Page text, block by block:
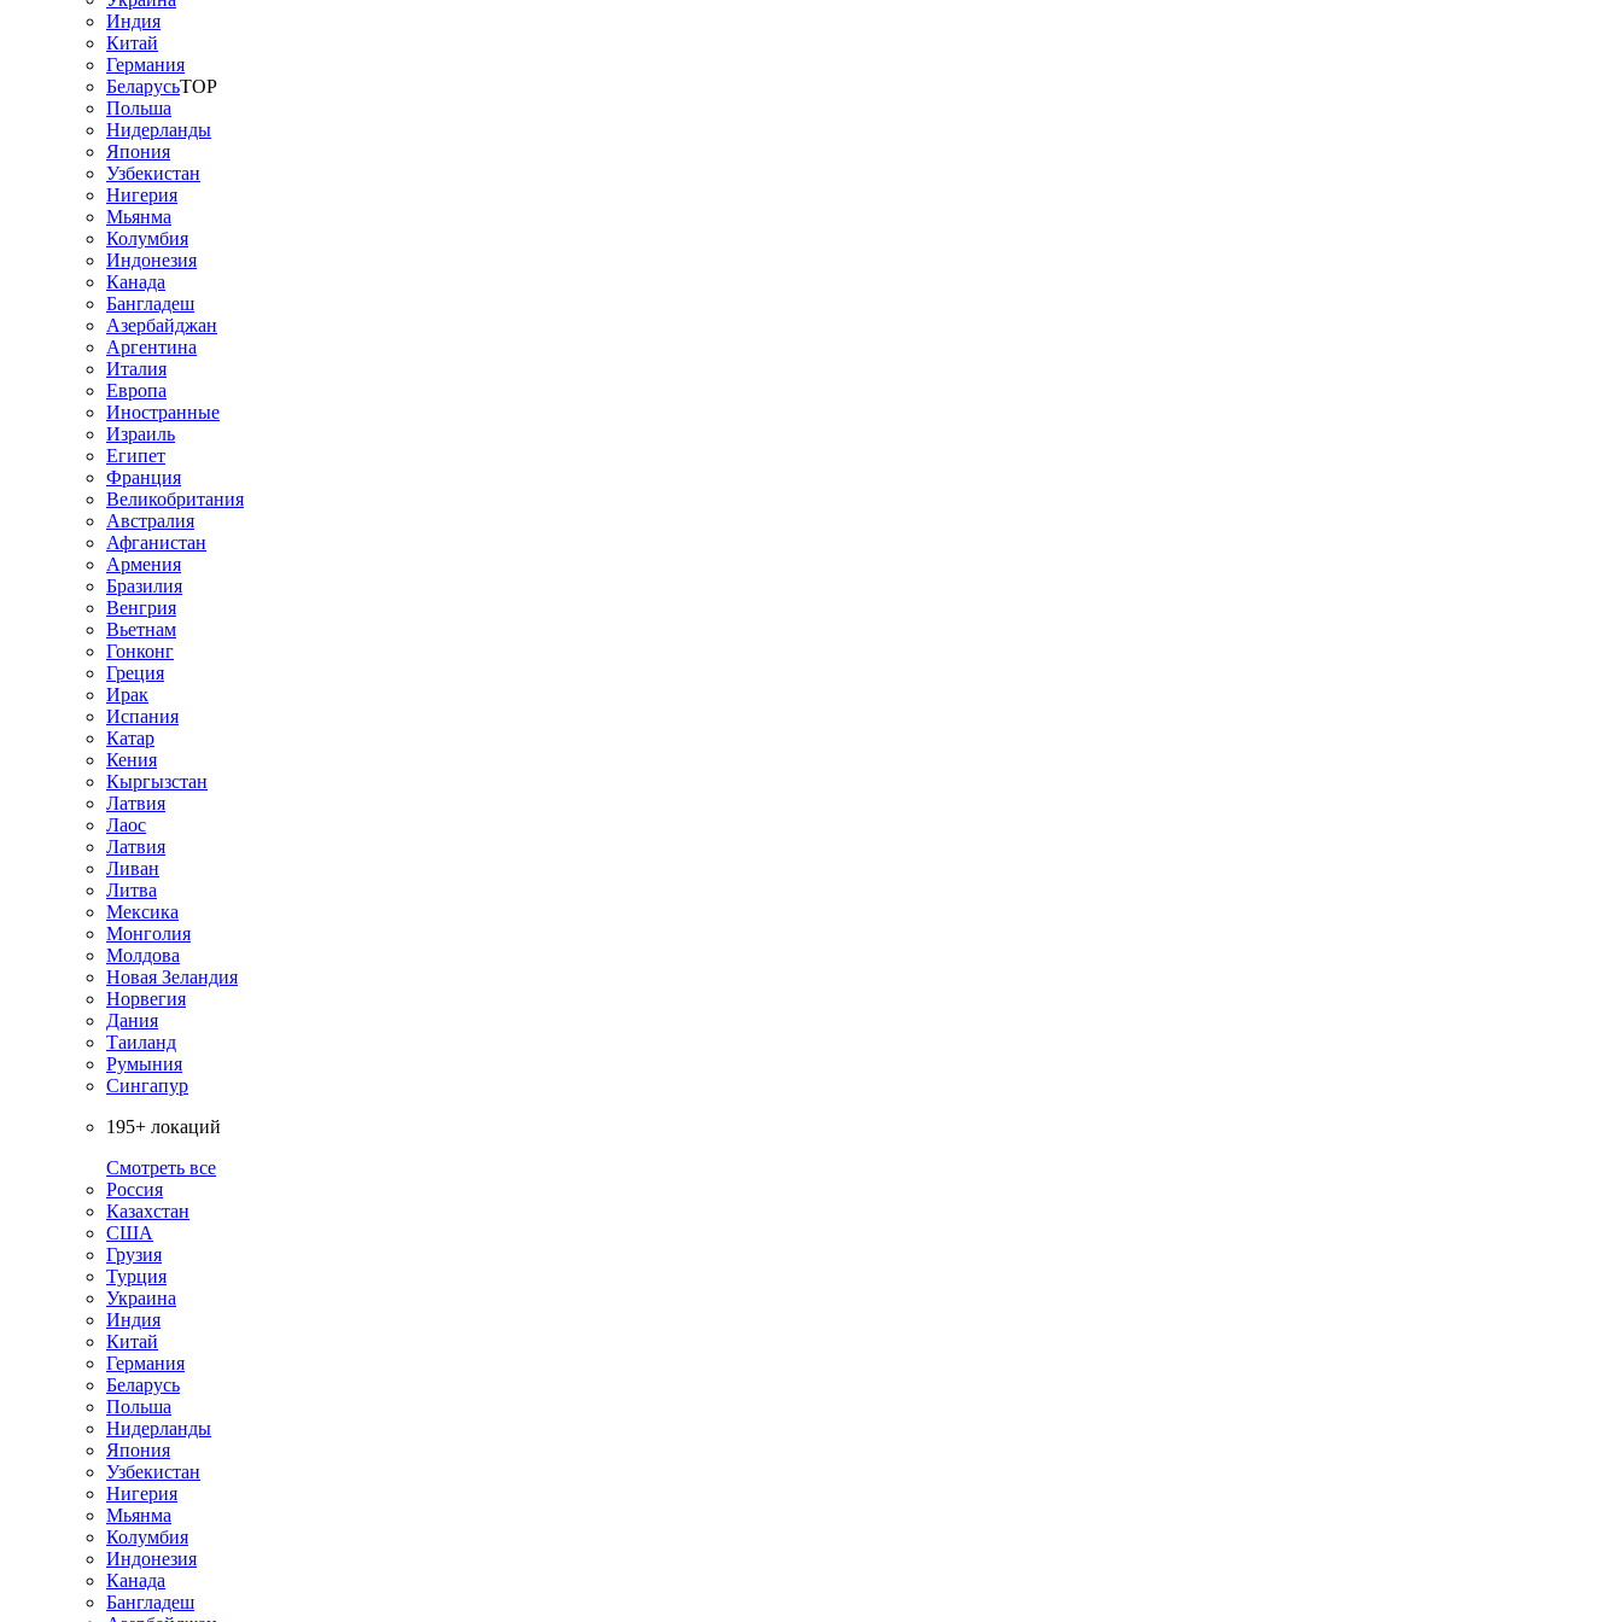
Индия
Китай
Германия
БеларусьTOP
Польша
Нидерланды
Япония
Узбекистан
Нигерия
Мьянма
Колумбия
Индонезия
Канада
Бангладеш
Азербайджан
Аргентина
Италия
Европа
Иностранные
Израиль
Египет
Франция
Великобритания
Австралия
Афганистан
Армения
Бразилия
Венгрия
Вьетнам
Гонконг
Греция
Ирак
Испания
Катар
Кения
Кыргызстан
Латвия
Лаос
Латвия
Ливан
Литва
Мексика
Монголия
Молдова
Новая Зеландия
Норвегия
Дания
Таиланд
Румыния
Сингапур
195+ локаций
Смотреть все
Россия
Казахстан
США
Грузия
Турция
Украина
Индия
Китай
Германия
Беларусь
Польша
Нидерланды
Япония
Узбекистан
Нигерия
Мьянма
Колумбия
Индонезия
Канада
Бангладеш